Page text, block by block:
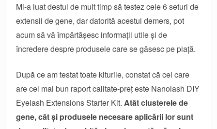
Mi-a luat destul de mult timp să testez cele 6 seturi de
extensii de gene, dar datorită acestui demers, pot
acum să vă împărtășesc informații utile și de
încredere despre produsele care se găsesc pe piață.
După ce am testat toate kiturile, constat că cel care
are cel mai bun raport calitate-preț este Nanolash DIY
Eyelash Extensions Starter Kit. Atât clusterele de
gene, cât și produsele necesare aplicării lor sunt